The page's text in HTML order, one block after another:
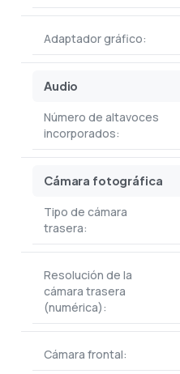
Adaptador gráfico:
Audio
Número de altavoces
incorporados:
Cámara fotográfica
Tipo de cámara
trasera:
Resolución de la
cámara trasera
(numérica):
Cámara frontal: